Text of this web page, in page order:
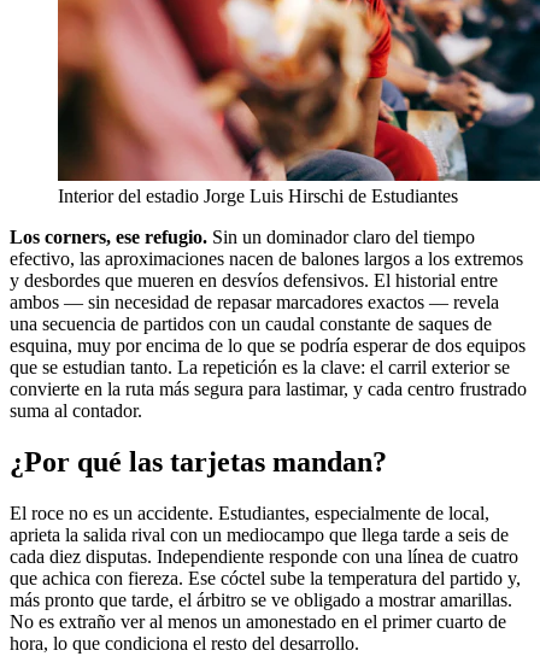
Interior del estadio Jorge Luis Hirschi de Estudiantes
Los corners, ese refugio. Sin un dominador claro del tiempo
efectivo, las aproximaciones nacen de balones largos a los extremos
y desbordes que mueren en desvíos defensivos. El historial entre
ambos — sin necesidad de repasar marcadores exactos — revela
una secuencia de partidos con un caudal constante de saques de
esquina, muy por encima de lo que se podría esperar de dos equipos
que se estudian tanto. La repetición es la clave: el carril exterior se
convierte en la ruta más segura para lastimar, y cada centro frustrado
suma al contador.
¿Por qué las tarjetas mandan?
El roce no es un accidente. Estudiantes, especialmente de local,
aprieta la salida rival con un mediocampo que llega tarde a seis de
cada diez disputas. Independiente responde con una línea de cuatro
que achica con fiereza. Ese cóctel sube la temperatura del partido y,
más pronto que tarde, el árbitro se ve obligado a mostrar amarillas.
No es extraño ver al menos un amonestado en el primer cuarto de
hora, lo que condiciona el resto del desarrollo.